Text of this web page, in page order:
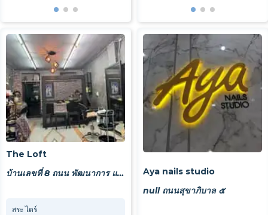
The Loft
บ้านเลขที่ 8 ถนน พัฒนาการ แขวงสวนหลวง เขตสวนกลวง กทม 10250
สระ ไดร์
Aya nails studio
null ถนนสุขาภิบาล ๕